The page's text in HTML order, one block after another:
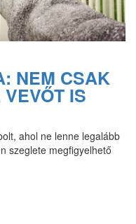
NEM CSAK
IS
ahol ne lenne legalább
szeglete megfigyelhető